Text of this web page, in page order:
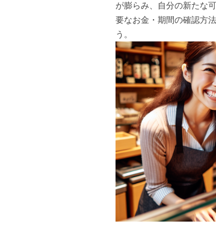
が膨らみ、自分の新たな
要なお金・期間の確認方
う。